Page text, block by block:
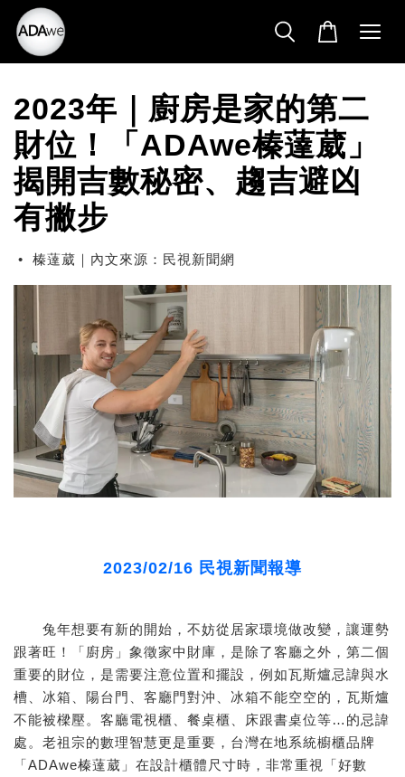
2023年｜廚房是家的第二
財位！「ADAwe榛薘葳」
揭開吉數秘密、趨吉避凶
有撇步
• 榛薘葳｜內文來源：民視新聞網
2023/02/16 民視新聞報導
兔年想要有新的開始，不妨從居家環境做改變，讓運勢
跟著旺！「廚房」象徵家中財庫，是除了客廳之外，第二個
重要的財位，是需要注意位置和擺設，例如瓦斯爐忌諱與水
槽、冰箱、陽台門、客廳門對沖、冰箱不能空空的，瓦斯爐
不能被樑壓。客廳電視櫃、餐桌櫃、床跟書桌位等…的忌諱
處。老祖宗的數理智慧更是重要，台灣在地系統櫥櫃品牌
「ADAwe榛薘葳」在設計櫃體尺寸時，非常重視「好數